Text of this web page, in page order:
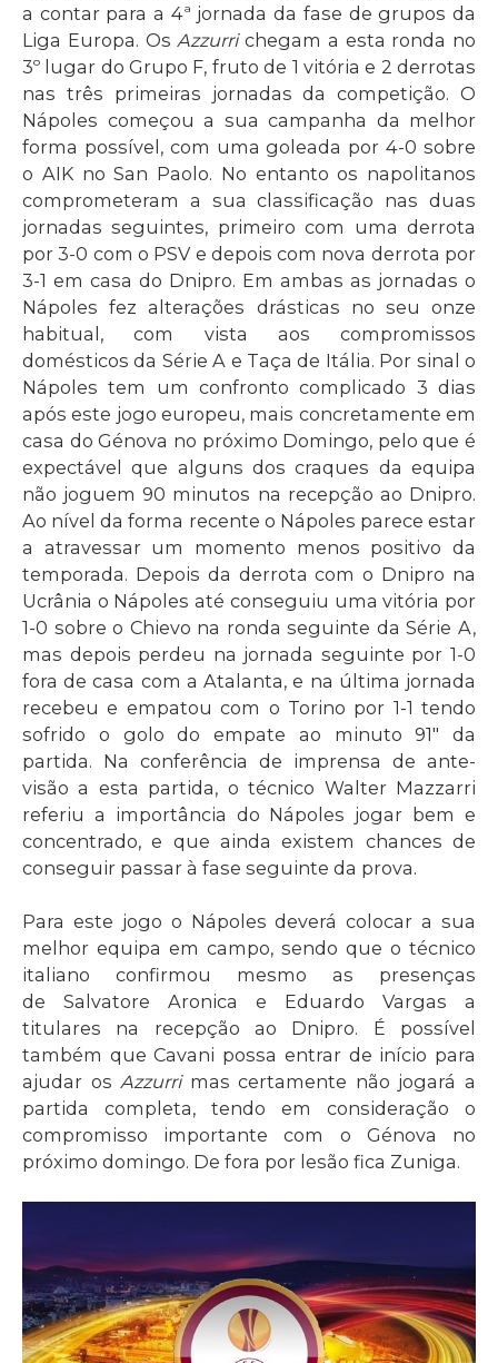
a contar para a 4ª jornada da fase de grupos da
Liga Europa. Os Azzurrichegam a esta ronda no
3º lugar do Grupo F, fruto de 1 vitória e 2 derrotas
nas três primeiras jornadas da competição. O
Nápoles começou a sua campanha da melhor
forma possível, com uma goleada por 4-0 sobre
o AIK no San Paolo. No entanto os napolitanos
comprometeram a sua classificação nas duas
jornadas seguintes, primeiro com uma derrota
por 3-0 com o PSV e depois com nova derrota por
3-1 em casa do Dnipro. Em ambas as jornadas o
Nápoles fez alterações drásticas no seu onze
habitual, com vista aos compromissos
domésticos da Série A e Taça de Itália. Por sinal o
Nápoles tem um confronto complicado 3 dias
após este jogo europeu, mais concretamente em
casa do Génova no próximo Domingo, pelo que é
expectável que alguns dos craques da equipa
não joguem 90 minutos na recepção ao Dnipro.
Ao nível da forma recente o Nápoles parece estar
a atravessar um momento menos positivo da
temporada. Depois da derrota com o Dnipro na
Ucrânia o Nápoles até conseguiu uma vitória por
1-0 sobre o Chievo na ronda seguinte da Série A,
mas depois perdeu na jornada seguinte por 1-0
fora de casa com a Atalanta, e na última jornada
recebeu e empatou com o Torino por 1-1 tendo
sofrido o golo do empate ao minuto 91″ da
partida. Na conferência de imprensa de ante-
visão a esta partida, o técnico Walter Mazzarri
referiu a importância do Nápoles jogar bem e
concentrado, e que ainda existem chances de
conseguir passar à fase seguinte da prova.
Para este jogo o Nápoles deverá colocar a sua
melhor equipa em campo, sendo que o técnico
italiano confirmou mesmo as presenças
de Salvatore Aronica e Eduardo Vargas a
titulares na recepção ao Dnipro. É possível
também que Cavani possa entrar de início para
ajudar os Azzurrimas certamente não jogará a
partida completa, tendo em consideração o
compromisso importante com o Génova no
próximo domingo. De fora por lesão fica Zuniga.